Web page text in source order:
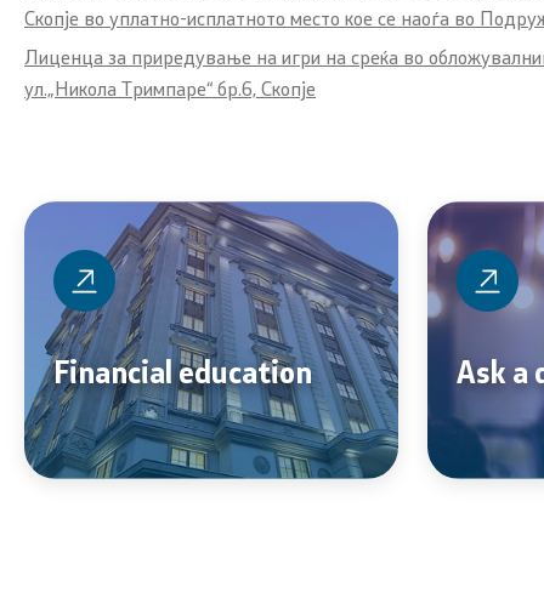
Скопје во уплатно-исплатното место кое се наоѓа во
Лиценца за приредување на игри на среќа во
ул.„Никола Тримпаре“ бр.6, Скопје
Financial education Ask a